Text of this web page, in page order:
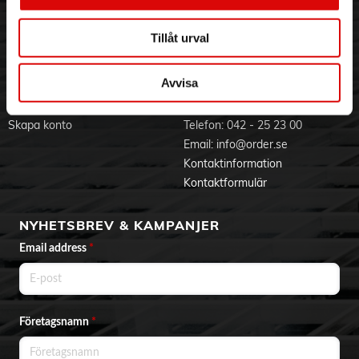
Tillåt urval
Avvisa
Jobba hos oss
Varumärken
Integritetspolicy
Om cookies
BLI KUND
Skapa konto
KONTAKTA OSS
Telefon: 042 - 25 23 00
Email: info@order.se
Kontaktinformation
Kontaktformulär
NYHETSBREV & KAMPANJER
Email address *
Företagsnamn*